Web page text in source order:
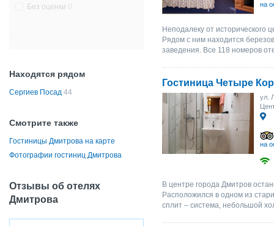
Без оценки 0
Находятся рядом
Сергиев Посад 44
Смотрите также
Гостиницы Дмитрова на карте
Фотографии гостиниц Дмитрова
Отзывы об отелях
Дмитрова
на
Неподалеку от исторического
Рядом с ним находится
заведения. Все 118 номеров
Гостиница Четыре
ул.
на
В центре города Дмитров
Расположился в одном из
сплит – система, небольшой